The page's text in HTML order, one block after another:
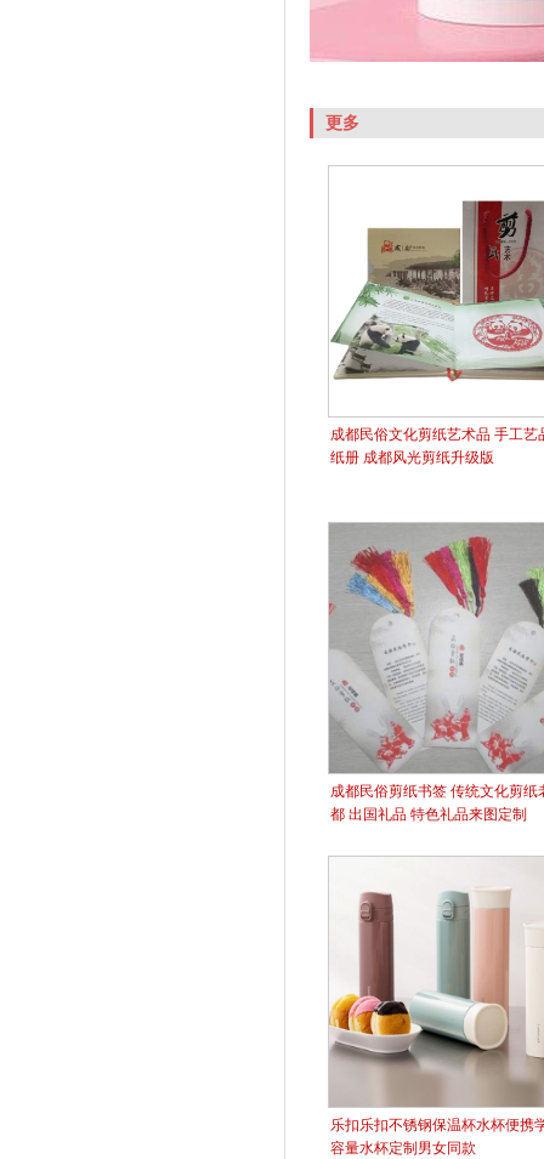
更多
成都民俗文化剪纸艺术品 手工艺
纸册 成都风光剪纸升级版
成都民俗剪纸书签 传统文化剪纸
都 出国礼品 特色礼品来图定制
乐扣乐扣不锈钢保温杯水杯便携
容量水杯定制​男女同款